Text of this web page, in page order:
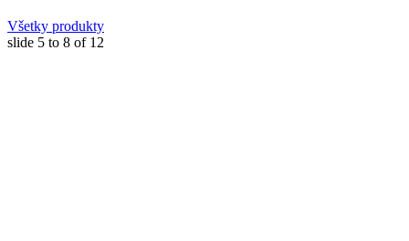
Všetky produkty
slide 5 to 8 of 12